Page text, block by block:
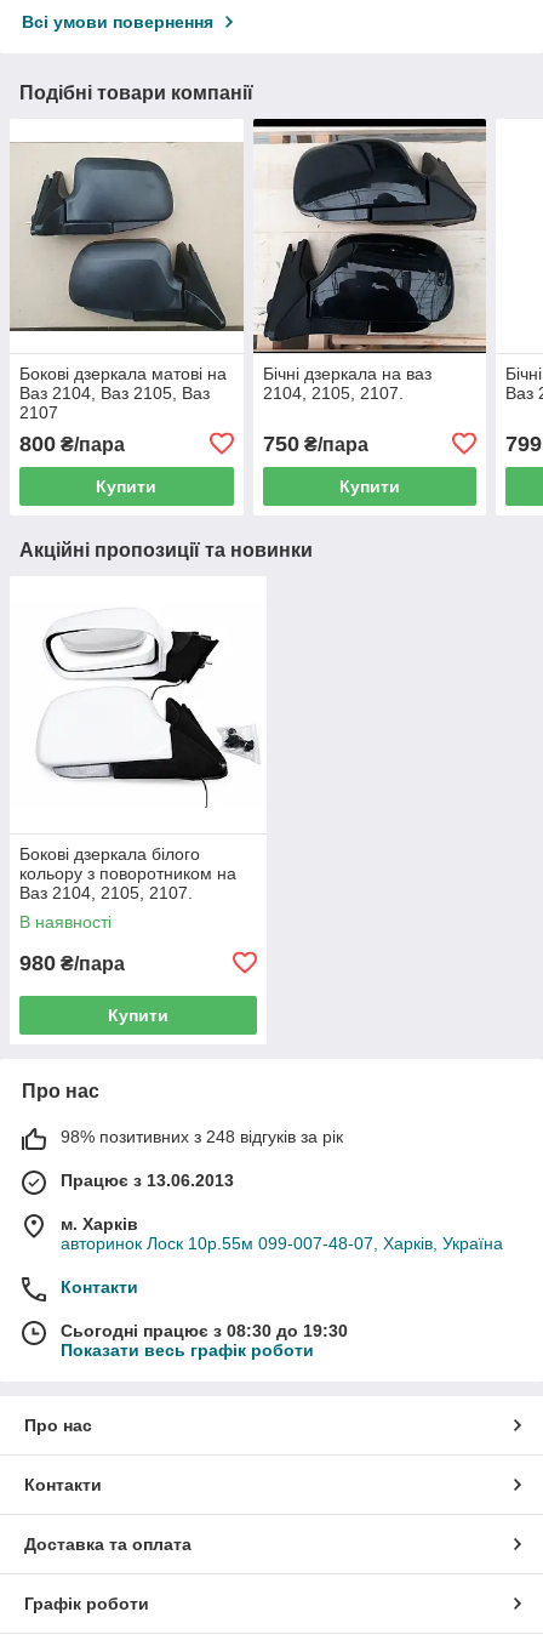
Всі умови повернення
Подібні товари компанії
Бокові дзеркала матові на
Ваз 2104, Ваз 2105, Ваз
2107
800 ₴/пара
Купити
Бічні дзеркала на ваз
2104, 2105, 2107.
750₴/пара
Купити
Ваз
799
Акційні пропозиції та новинки
Бокові дзеркала білого
кольору з поворотником на
Ваз 2104, 2105, 2107.
В наявності
980 ₴/пара
Купити
Про нас
98% позитивних з 248 відгуків за рік
Працює з 13.06.2013
м. Харків
авторинок Лоск 10р.55м 099-007-48-07, Харків, Україна
Контакти
Сьогодні працює з 08:30 до 19:30
Показати весь графік роботи
Про нас
Контакти
Доставка та оплата
Графік роботи